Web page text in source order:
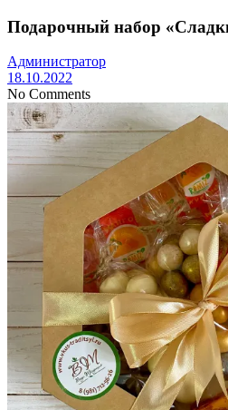
Подарочный набор
Администратор
18.10.2022
No Comments